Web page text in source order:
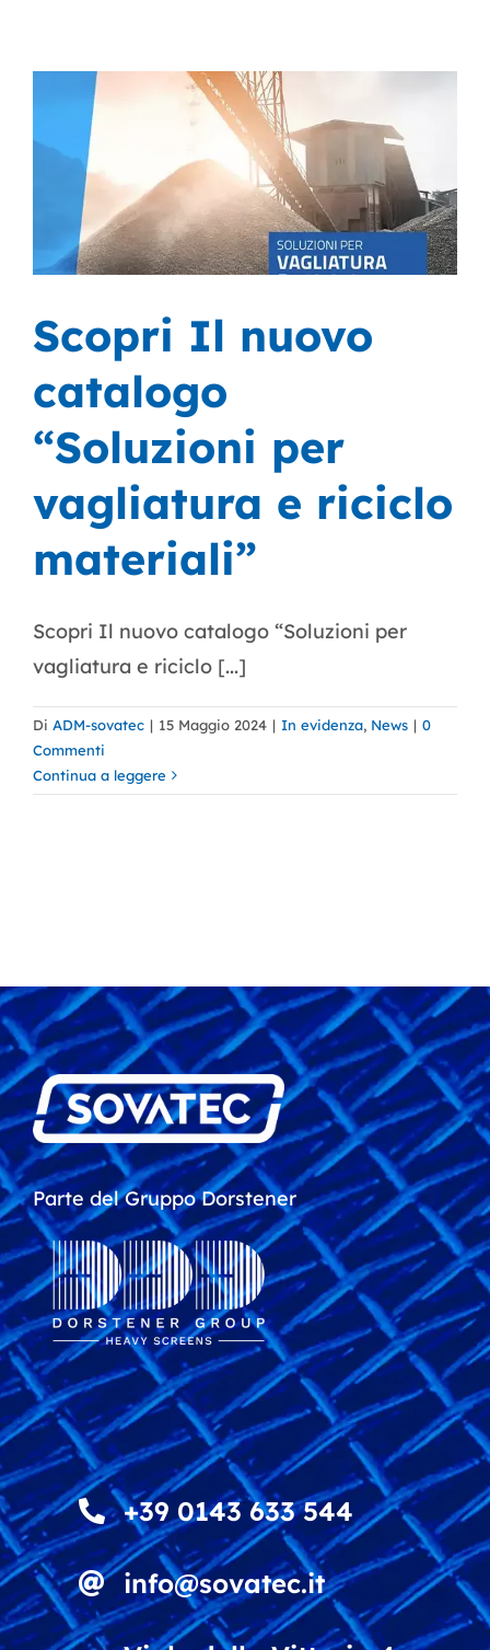
Scopri Il nuovo
catalogo
“Soluzioni per
vagliatura e riciclo
materiali”
Scopri Il nuovo catalogo “Soluzioni per
vagliatura e riciclo [...]
Di ADM-sovatec | 15 Maggio 2024 | In evidenza, News | 0
Commenti
Continua a leggere
Parte del Gruppo Dorstener
+39 0143 633 544
info@sovatec.it